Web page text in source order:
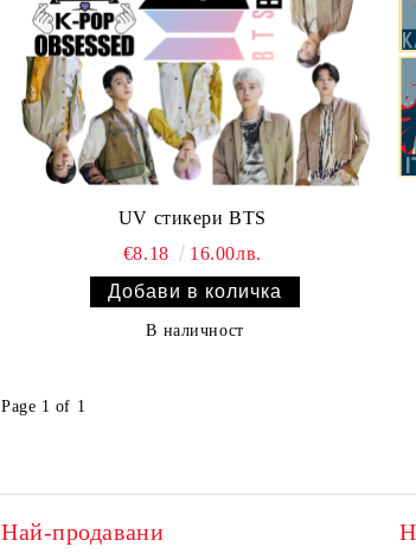
UV стикери BTS
€8.18
16.00лв.
В наличност
Page 1 of 1
Най-продавани